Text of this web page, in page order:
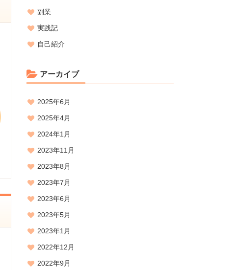
副業
実践記
自己紹介
アーカイブ
2025年6月
2025年4月
2024年1月
2023年11月
2023年8月
2023年7月
2023年6月
2023年5月
2023年1月
2022年12月
2022年9月